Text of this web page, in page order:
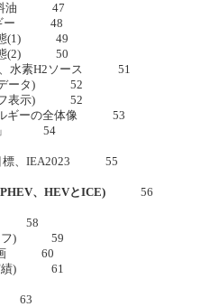
燃料油 47
ルギー 48
形態(1) 49
形態(2) 50
、水素H2ソース 51
値データ) 52
ラフ表示) 52
ルギーの全体像 53
」 54
目標、IEA2023 55
、HEVとICE) 56
58
ラフ) 59
計画 60
(実績) 61
63